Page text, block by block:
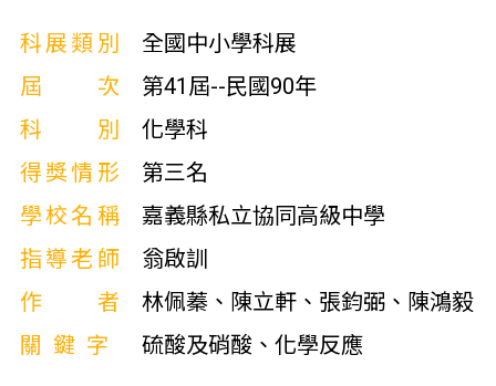
科展類別
全國中小學科展
屆次
第41屆--民國90年
科別
化學科
得獎情形
第三名
學校名稱
嘉義縣私立協同高級中學
指導老師
翁啟訓
作者
林佩蓁、陳立軒、張鈞弼、陳鴻毅
關鍵字
硫酸及硝酸、化學反應